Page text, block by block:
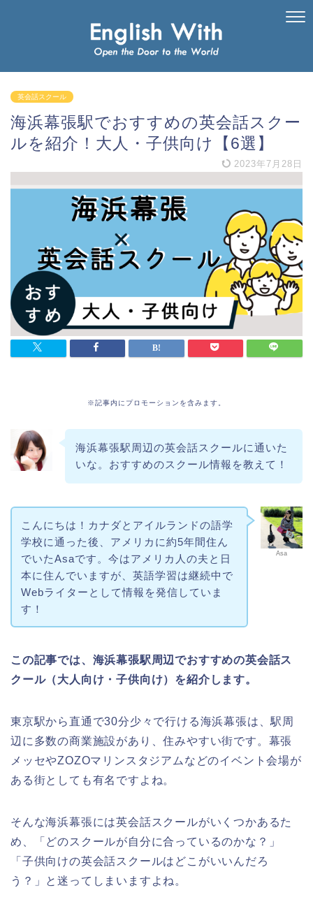
英会話スクール
海浜幕張駅でおすすめの英会話スクー
ルを紹介！大人・子供向け【6選】
2023年7月28日
※記事内にプロモーションを含みます。
海浜幕張駅周辺の英会話スクールに通いた
いな。おすすめのスクール情報を教えて！
Asa
こんにちは！カナダとアイルランドの語学
学校に通った後、アメリカに約5年間住ん
でいたAsaです。今はアメリカ人の夫と日
本に住んでいますが、英語学習は継続中で
Webライターとして情報を発信していま
す！
この記事では、海浜幕張駅周辺でおすすめの英会話ス
クール（大人向け・子供向け）を紹介します。
東京駅から直通で30分少々で行ける海浜幕張は、駅周
辺に多数の商業施設があり、住みやすい街です。幕張
メッセやZOZOマリンスタジアムなどのイベント会場が
ある街としても有名ですよね。
そんな海浜幕張には英会話スクールがいくつかあるた
め、「どのスクールが自分に合っているのかな？」
「子供向けの英会話スクールはどこがいいんだろ
う？」と迷ってしまいますよね。